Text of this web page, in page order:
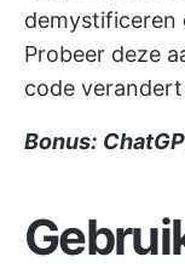
demystificeren
Probeer deze
code
Bonus: